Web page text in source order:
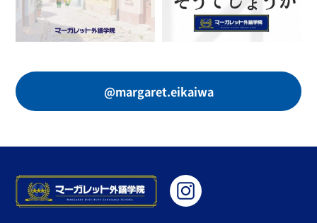
@margaret.eikaiwa